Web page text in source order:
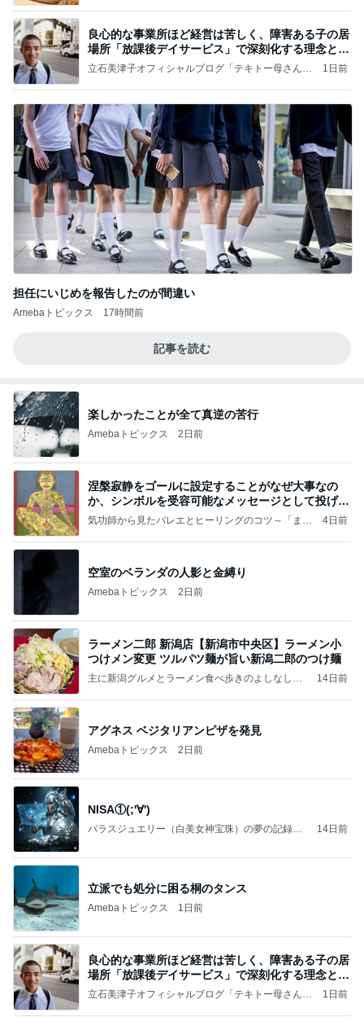
良心的な事業所ほど経営は苦しく、障害ある子の居
場所「放課後デイサービス」で深刻化する理念と現
実の
立石美津子オフィシャルブログ「テキトー母さんの
1日前
担任にいじめを報告したのが間違い
Amebaトピックス 17時間前
記事を読む
楽しかったことが全て真逆の苦行
Amebaトピックス 2日前
涅槃寂静をゴールに設定することがなぜ大事なの
か、シンボルを受容可能なメッセージとして投げる
ことが
気功師から見たバレエとヒーリングのコツ～「まと
4日前
空室のベランダの人影と金縛り
Amebaトピックス 2日前
ラーメン二郎 新潟店【新潟市中央区】ラーメン小
つけメン変更 ツルパツ麺が旨い新潟二郎のつけ麺
主に新潟グルメとラーメン食べ歩きのよしなしご
14日前
アグネス ベジタリアンピザを発見
Amebaトピックス 2日前
NISA①(;'∀')
パラスジュエリー（白美女神宝珠）の夢の記録
14日前
立派でも処分に困る桐のタンス
Amebaトピックス 1日前
良心的な事業所ほど経営は苦しく、障害ある子の居
場所「放課後デイサービス」で深刻化する理念と現
実の
立石美津子オフィシャルブログ「テキトー母さんの
1日前